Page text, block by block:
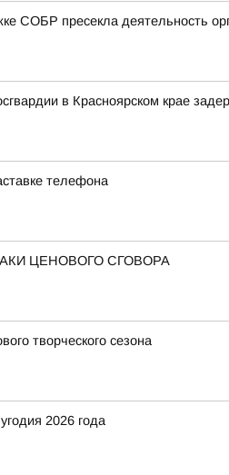
СОБР пресекла деятельность
в Красноярском крае
телефона
ЦЕНОВОГО СГОВОРА
творческого сезона
2026 года